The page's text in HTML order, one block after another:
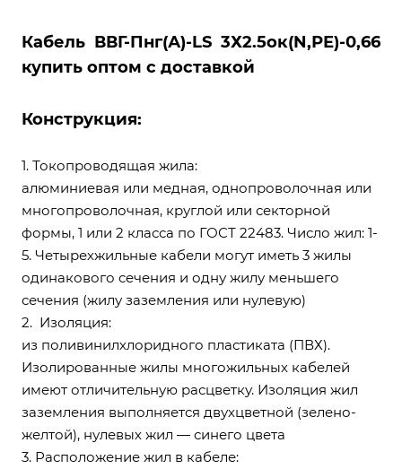
Кабель ВВГ-Пнг(А)-LS 3Х2.5ок(N,РЕ)-0,66
купить оптом с доставкой
Конструкция:
1. Токопроводящая жила:
алюминиевая или медная, однопроволочная или
многопроволочная, круглой или секторной
формы, 1 или 2 класса по ГОСТ 22483. Число жил: 1-
5. Четырехжильные кабели могут иметь 3 жилы
одинакового сечения и одну жилу меньшего
сечения (жилу заземления или нулевую)
2. Изоляция:
из поливинилхлоридного пластиката (ПВХ).
Изолированные жилы многожильных кабелей
имеют отличительную расцветку. Изоляция жил
заземления выполняется двухцветной (зелено-
желтой), нулевых жил — синего цвета
3. Расположение жил в кабеле: